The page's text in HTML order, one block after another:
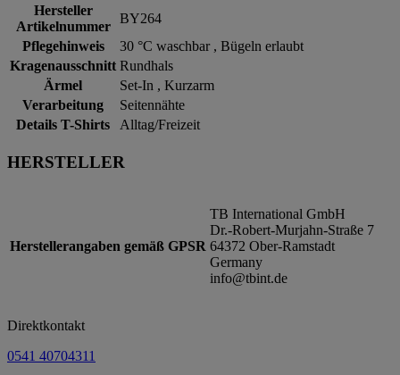
Hersteller
Artikelnummer
BY264
Pflegehinweis
30 °C waschbar , Bügeln erlaubt
Kragenausschnitt Rundhals
Ärmel
Set-In , Kurzarm
Verarbeitung
Seitennähte
Details T-Shirts
Alltag/Freizeit
HERSTELLER
Herstellerangaben gemäß GPSR
TB International GmbH
Dr.-Robert-Murjahn-Straße 7
64372 Ober-Ramstadt
Germany
info@tbint.de
Direktkontakt
0541 40704311